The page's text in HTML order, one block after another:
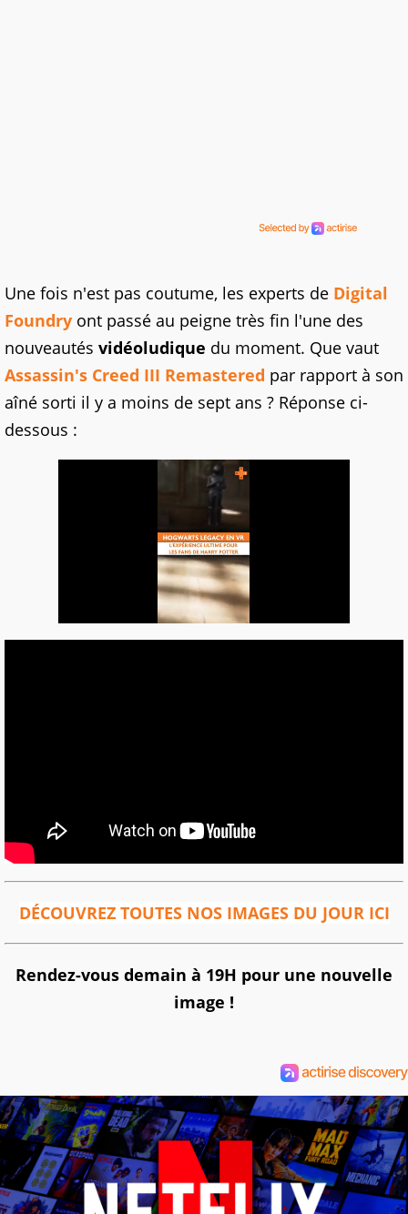
Une fois n'est pas coutume, les experts de Digital
Foundry ont passé au peigne très fin l'une des
nouveautés vidéoludique du moment. Que vaut
Assassin's Creed III Remastered par rapport à son
aîné sorti il y a moins de sept ans ? Réponse ci-
dessous :
DÉCOUVREZ TOUTES NOS IMAGES DU JOUR ICI
Rendez-vous demain à 19H pour une nouvelle
image !